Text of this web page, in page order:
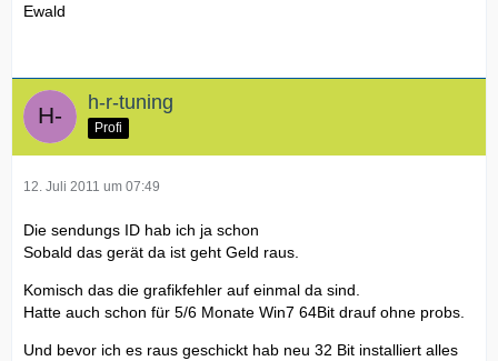
Ewald
h-r-tuning
Profi
12. Juli 2011 um 07:49
Die sendungs ID hab ich ja schon
Sobald das gerät da ist geht Geld raus.
Komisch das die grafikfehler auf einmal da sind.
Hatte auch schon für 5/6 Monate Win7 64Bit drauf ohne probs.
Und bevor ich es raus geschickt hab neu 32 Bit installiert alles